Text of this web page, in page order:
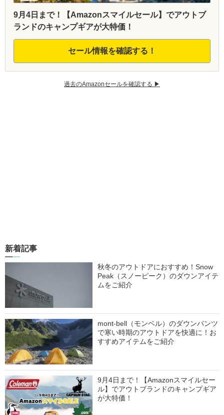
9月4日まで！【Amazonスマイルセール】でアウトブ
ランドのキャンプギアが大特価！
セール情報を確認する！
過去のAmazonセールを確認する ▶︎
新着記事
秋冬のアウトドアにおすすめ！Snow
Peak（スノーピーク）のダウンアイテ
ムをご紹介
mont-bell（モンベル）のダウンパンツ
で寒い時期のアウトドアを快適に！お
すすめアイテムをご紹介
9月4日まで！【Amazonスマイルセー
ル】でアウトブランドのキャンプギア
が大特価！